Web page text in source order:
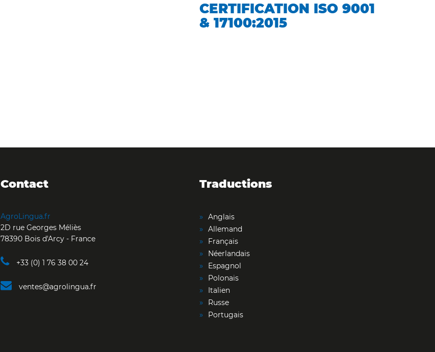
CERTIFICATION ISO 9001
& 17100:2015
Contact
AgroLingua.fr
2D rue Georges Méliès
78390 Bois d'Arcy - France
+33 (0) 1 76 38 00 24
ventes@agrolingua.fr
Traductions
Anglais
Allemand
Français
Néerlandais
Espagnol
Polonais
Italien
Russe
Portugais